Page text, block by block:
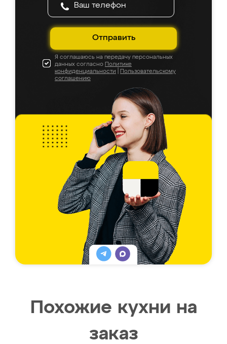
Отправить
Я соглашаюсь на передачу персональных
данных согласно Политике
конфиденциальности
Пользовательскому
соглашению
Похожие кухни на
заказ